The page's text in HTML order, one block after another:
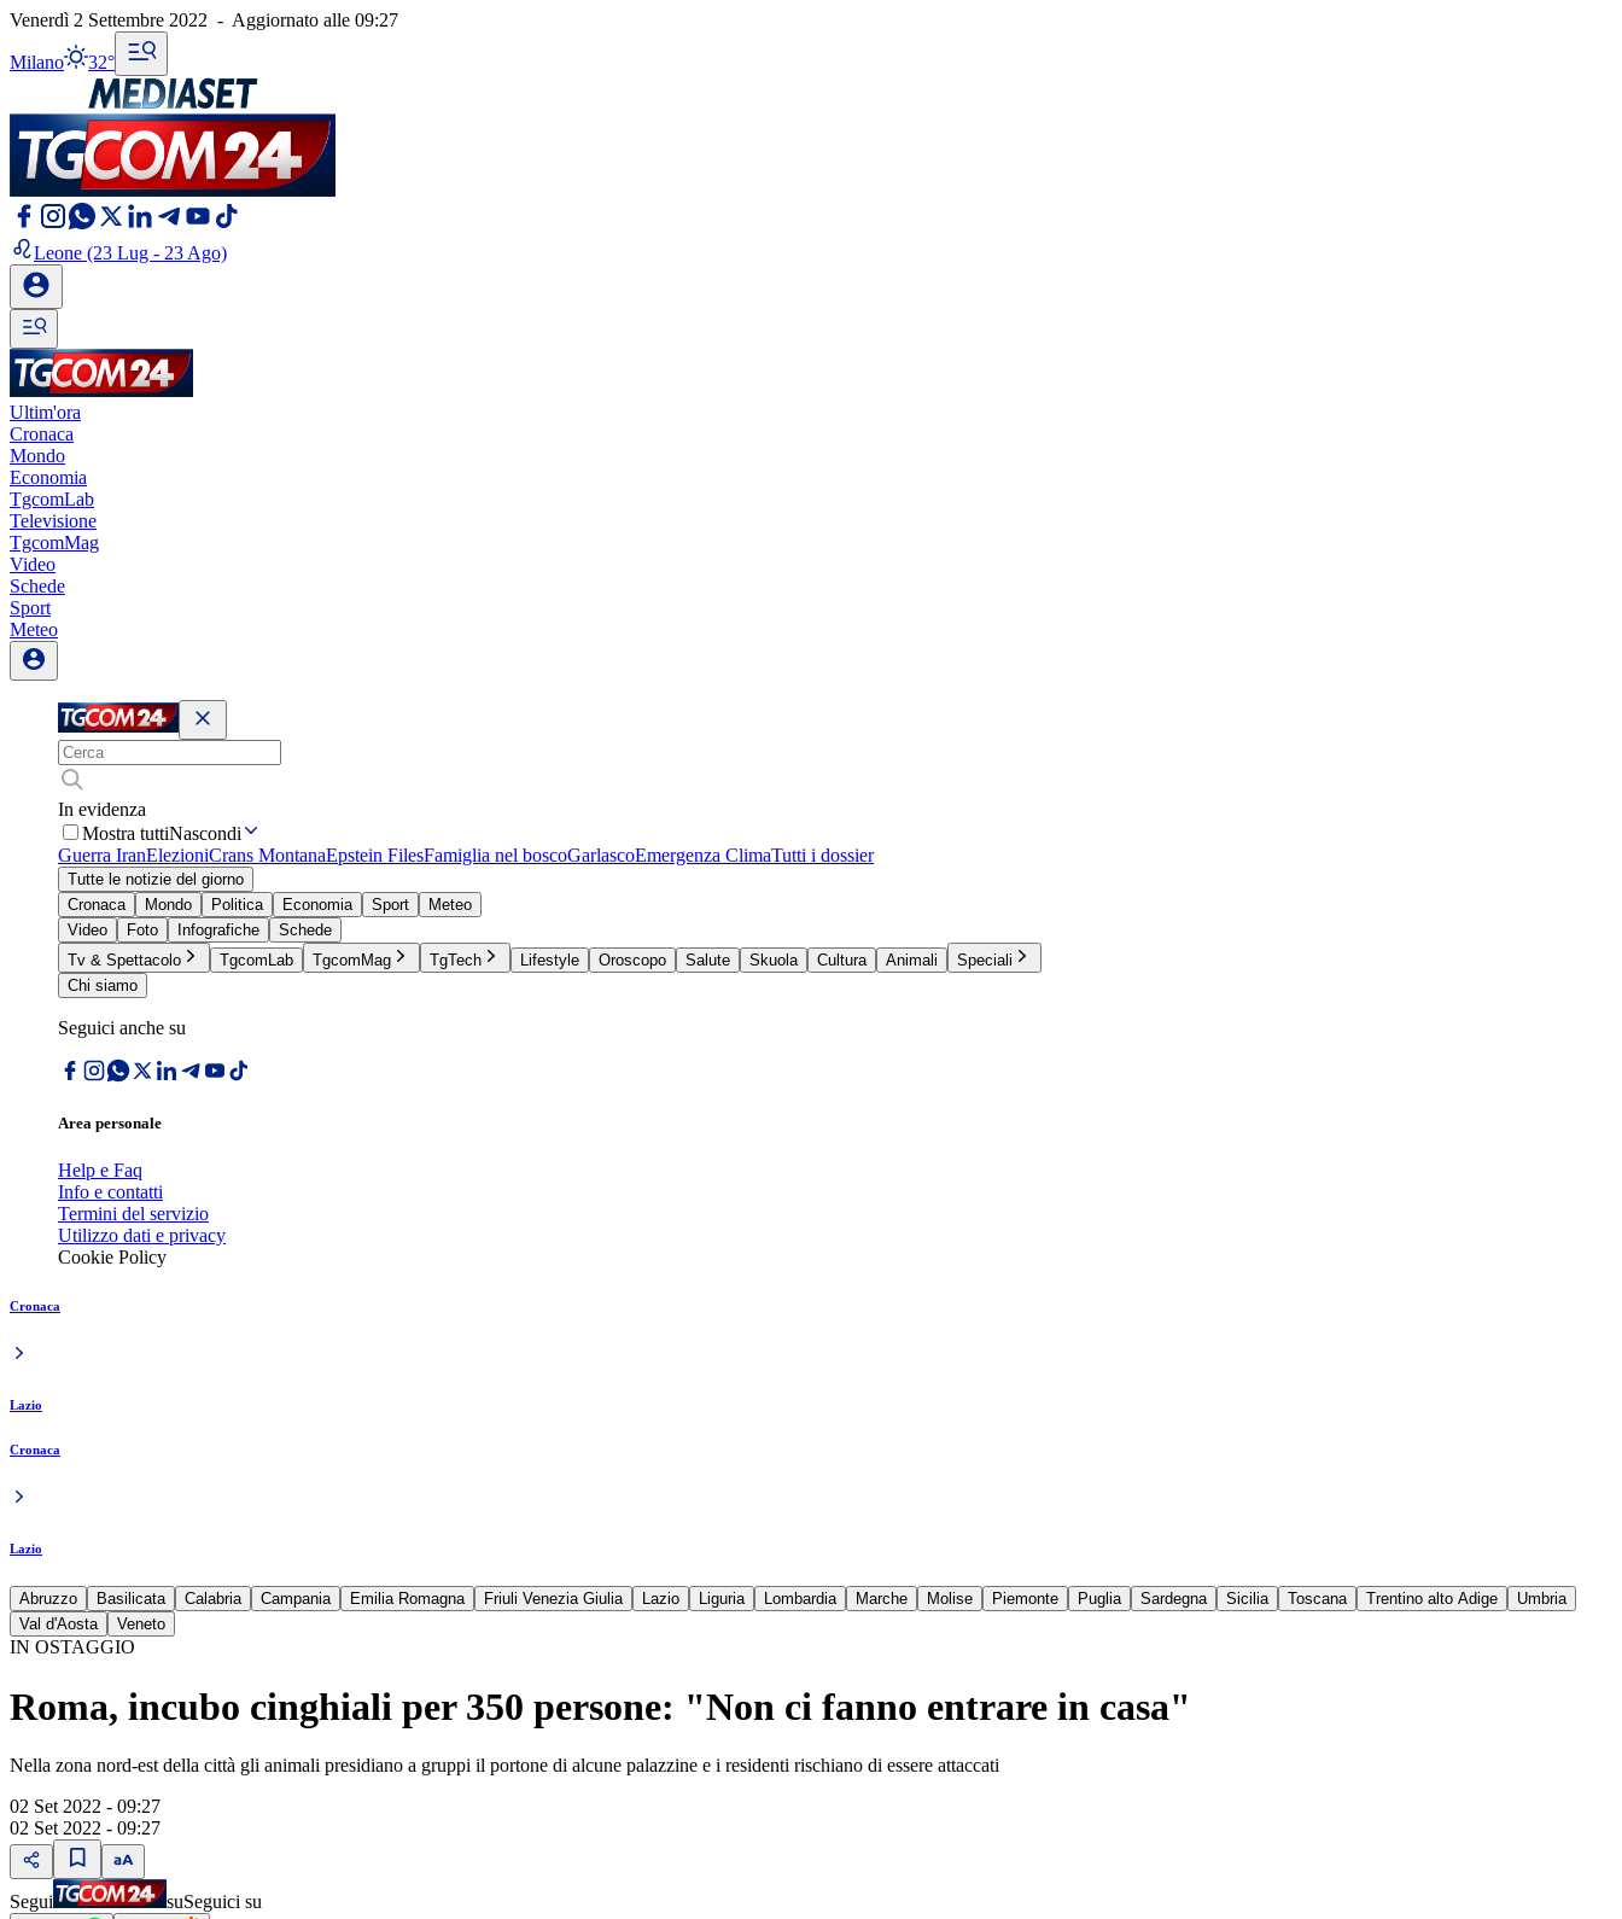
Venerdì 2 Settembre 2022 - Aggiornato alle 09:27
Milano 32°
Leone (23 Lug - 23 Ago)
Ultim'ora
Cronaca
Mondo
Economia
TgcomLab
Televisione
TgcomMag
Video
Schede
Sport
Meteo
In evidenza
Mostra tuttiNascondi
Guerra IranElezioniCrans MontanaEpstein FilesFamiglia nel boscoGarlascoEmergenza ClimaTutti i dossier
Tutte le notizie del giorno
Cronaca
Mondo Politica Economia Sport
Meteo
Video
Foto Infografiche
Schede
Tv & Spettacolo
TgcomLab TgcomMag TgTech Lifestyle Oroscopo Salute Skuola Cultura Animali
Speciali
Chi siamo
Seguici anche su
Area personale
Help e Faq
Info e contatti
Termini del servizio
Utilizzo dati e privacy
Cookie Policy
Cronaca
Lazio
Cronaca
Lazio
Abruzzo Basilicata Calabria Campania Emilia Romagna Friuli Venezia Giulia Lazio Liguria Lombardia Marche Molise Piemonte Puglia Sardegna Sicilia Toscana Trentino alto Adige
Umbria
Val d'Aosta
Veneto
IN OSTAGGIO
Roma, incubo cinghiali per 350 persone: "Non ci fanno entrare in casa"
Nella zona nord-est della città gli animali presidiano a gruppi il portone di alcune palazzine e i residenti rischiano di essere attaccati
02 Set 2022 - 09:27
02 Set 2022 - 09:27
Segui suSeguici su